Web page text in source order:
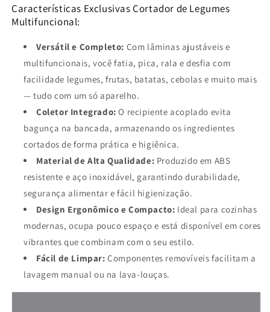
Características Exclusivas Cortador de Legumes
Multifuncional:
Versátil e Completo: Com lâminas ajustáveis e
multifuncionais, você fatia, pica, rala e desfia com
facilidade legumes, frutas, batatas, cebolas e muito mais
— tudo com um só aparelho.
Coletor Integrado: O recipiente acoplado evita
bagunça na bancada, armazenando os ingredientes
cortados de forma prática e higiênica.
Material de Alta Qualidade: Produzido em ABS
resistente e aço inoxidável, garantindo durabilidade,
segurança alimentar e fácil higienização.
Design Ergonômico e Compacto: Ideal para cozinhas
modernas, ocupa pouco espaço e está disponível em cores
vibrantes que combinam com o seu estilo.
Fácil de Limpar: Componentes removíveis facilitam a
lavagem manual ou na lava-louças.